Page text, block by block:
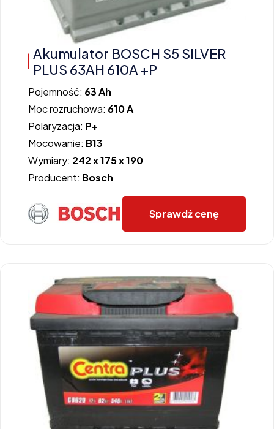
Akumulator BOSCH S5 SILVER
PLUS 63AH 610A +P
Pojemność: 63 Ah
Moc rozruchowa: 610 A
Polaryzacja: P+
Mocowanie: B13
Wymiary: 242 x 175 x 190
Producent: Bosch
Sprawdź cenę